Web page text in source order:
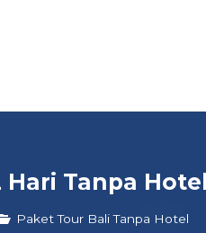
Hari Tanpa Hotel
Paket Tour Bali Tanpa Hotel